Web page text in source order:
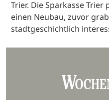
Trier. Die Sparkasse
einen Neubau, zuvor
stadtgeschichtlich